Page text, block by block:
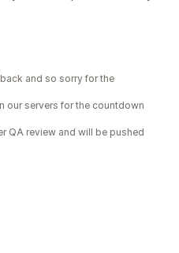
and so sorry for the
our servers for the countdown
QA review and will be pushed